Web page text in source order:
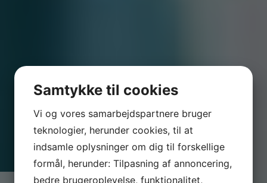
Samtykke til cookies
Vi og vores samarbejdspartnere bruger
teknologier, herunder cookies, til at
indsamle oplysninger om dig til forskellige
formål, herunder: Tilpasning af annoncering,
bedre brugeroplevelse, funktionalitet,